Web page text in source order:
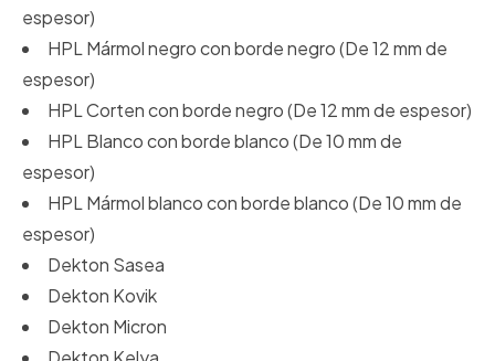
espesor)
HPL Mármol negro con borde negro (De 12 mm de
espesor)
HPL Corten con borde negro (De 12 mm de espesor)
HPL Blanco con borde blanco (De 10 mm de
espesor)
HPL Mármol blanco con borde blanco (De 10 mm de
espesor)
Dekton Sasea
Dekton Kovik
Dekton Micron